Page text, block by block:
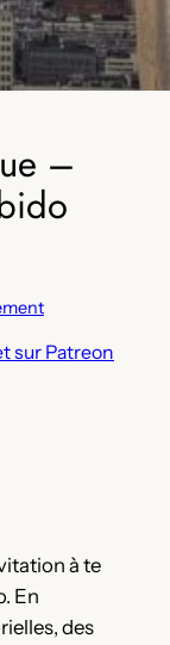
–
sur Patreon
à te
En
des